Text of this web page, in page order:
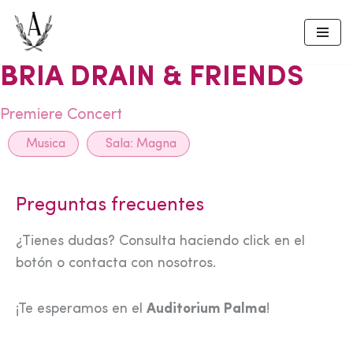
Skip
to
content
BRIA DRAIN & FRIENDS
Premiere Concert
Musica Sala: Magna
Preguntas frecuentes
¿Tienes dudas? Consulta haciendo click en el
botón o contacta con nosotros.
¡Te esperamos en el Auditorium Palma!